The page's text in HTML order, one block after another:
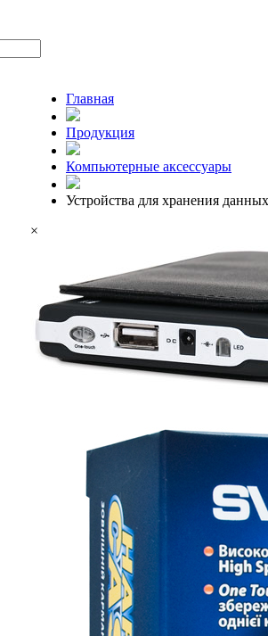
Главная
Продукция
Компьютерные аксессуары
Устройства для хранения
×